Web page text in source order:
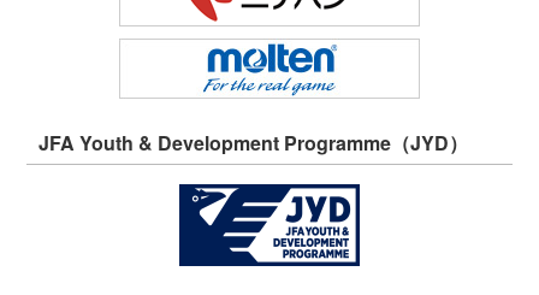
JFA Youth & Development Programme（JYD）